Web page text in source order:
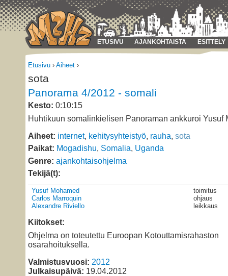
ETUSIVU AJANKOHTAISTA ESITTELY
Etusivu › Aiheet ›
sota
Panorama 4/2012 - somali
Kesto: 0:10:15
Huhtikuun somalinkielisen Panoraman ankkuroi Yusuf
Aiheet: internet, kehitysyhteistyö, rauha, sota
Paikat: Mogadishu, Somalia, Uganda
Genre: ajankohtaisohjelma
Tekijä(t):
Yusuf Mohamed
Carlos Marroquin
Alexandre Riviello
toimitus
ohjaus
leikkaus
Kiitokset:
Ohjelma on toteutettu Euroopan Kotouttamisrahaston
osarahoituksella.
Valmistusvuosi: 2012
Julkaisupäivä: 19.04.2012